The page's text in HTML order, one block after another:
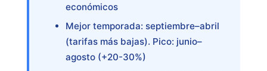
económicos
Mejor temporada: septiembre–abril
(tarifas más bajas). Pico: junio–
agosto (+20-30%)